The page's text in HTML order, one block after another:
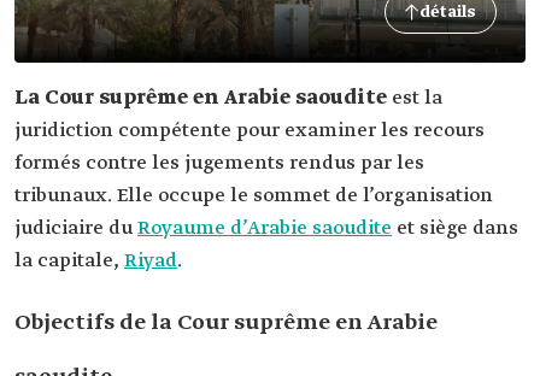
détails
La Cour suprême en Arabie saoudite est la
juridiction compétente pour examiner les recours
formés contre les jugements rendus par les
tribunaux. Elle occupe le sommet de l’organisation
judiciaire duRoyaume d’Arabie saoudite et siège dans
la capitale, Riyad.
Objectifs de la Cour suprême en Arabie